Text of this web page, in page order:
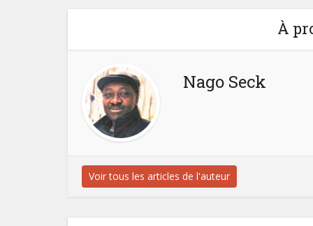
À
Nago Seck
Voir tous les articles de l'auteur